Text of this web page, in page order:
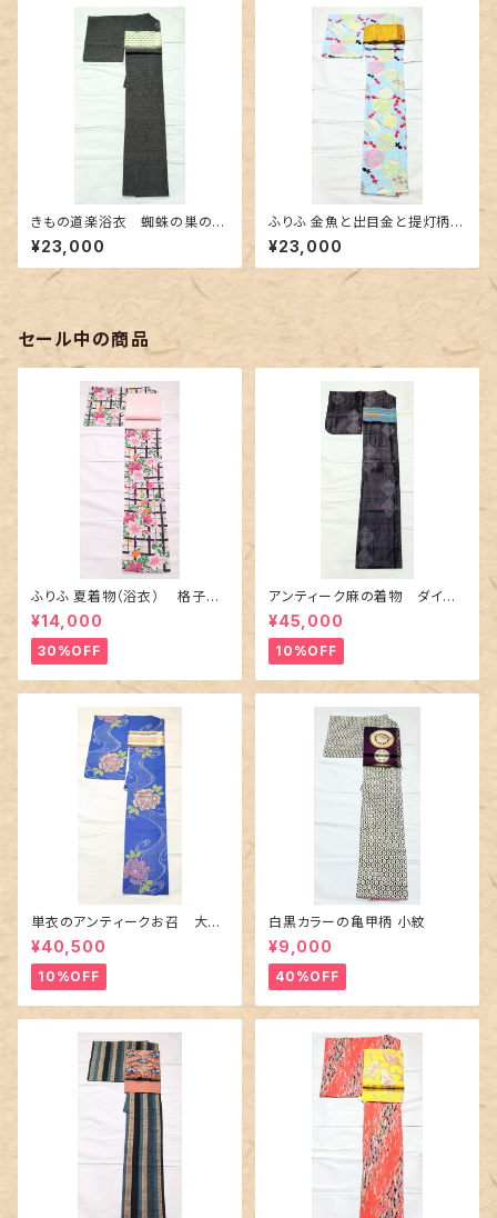
きもの道楽浴衣 蜘蛛の巣の刺
繍紋 Sサイズ
¥23,000
ふりふ 金魚と出目金と提灯柄の
セオα浴衣
¥23,000
セール中の商品
ふりふ 夏着物（浴衣） 格子に
百合や秋草花
¥14,000
30%OFF
アンティーク麻の着物 ダイヤ
に市松柄の上布
¥45,000
10%OFF
単衣のアンティークお召 大輪
の薔薇柄柄
¥40,500
10%OFF
白黒カラーの亀甲柄 小紋
¥9,000
40%OFF